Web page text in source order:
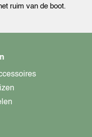
ruim van de boot.